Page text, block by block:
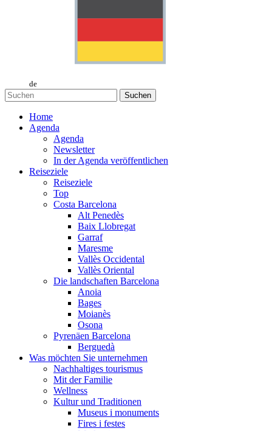
de
Suchen
Home
Agenda
Agenda
Newsletter
In der Agenda veröffentlichen
Reiseziele
Reiseziele
Top
Costa Barcelona
Alt Penedès
Baix Llobregat
Garraf
Maresme
Vallès Occidental
Vallès Oriental
Die landschaften Barcelona
Anoia
Bages
Moianès
Osona
Pyrenäen Barcelona
Berguedà
Was möchten Sie unternehmen
Nachhaltiges tourismus
Mit der Familie
Wellness
Kultur und Traditionen
Museus i monuments
Fires i festes